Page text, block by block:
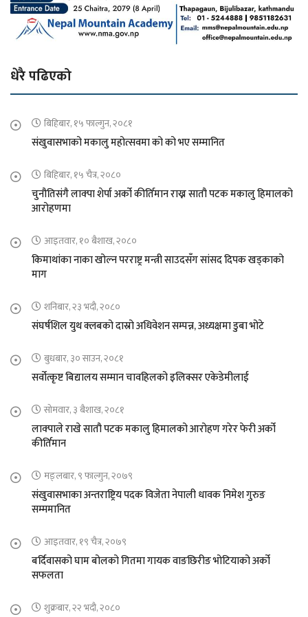
धेरै पढिएको
बिहिबार, १५ फाल्गुन, २०८१
संखुवासभाको मकालु महोत्सवमा को को भए सम्मानित
बिहिबार, १५ चैत्र, २०८०
चुनौतिसंगै लाक्पा शेर्पा अर्को कीर्तिमान राख्न सातौ पटक मकालु हिमालको
आरोहणमा
आइतवार, १० बैशाख, २०८०
किमाथांका नाका खोल्न परराष्ट्र मन्त्री साउदसँग सांसद दिपक खड्काको
माग
शनिबार, २३ भदौ, २०८०
संघर्षशिल युथ क्लबको दास्रो अधिवेशन सम्पन्न, अध्यक्षमा डुबा भोटे
बुधबार, ३० साउन, २०८१
सर्वोत्कृष्ट बिद्यालय सम्मान चावहिलको इलिक्सर एकेडेमीलाई
सोमवार, ३ बैशाख, २०८१
लाक्पाले राखे सातौ पटक मकालु हिमालको आरोहण गरेर फेरी अर्को
कीर्तिमान
मङ्लबार, ९ फाल्गुन, २०७९
संखुवासभाका अन्तराष्ट्रिय पदक विजेता नेपाली धावक निमेश गुरुङ
सम्ममानित
आइतवार, १९ चैत्र, २०७९
बर्दिवासको घाम बोलको गितमा गायक वाङछिरीङ भोटियाको अर्को
सफलता
शुक्रबार, २२ भदौ, २०८०